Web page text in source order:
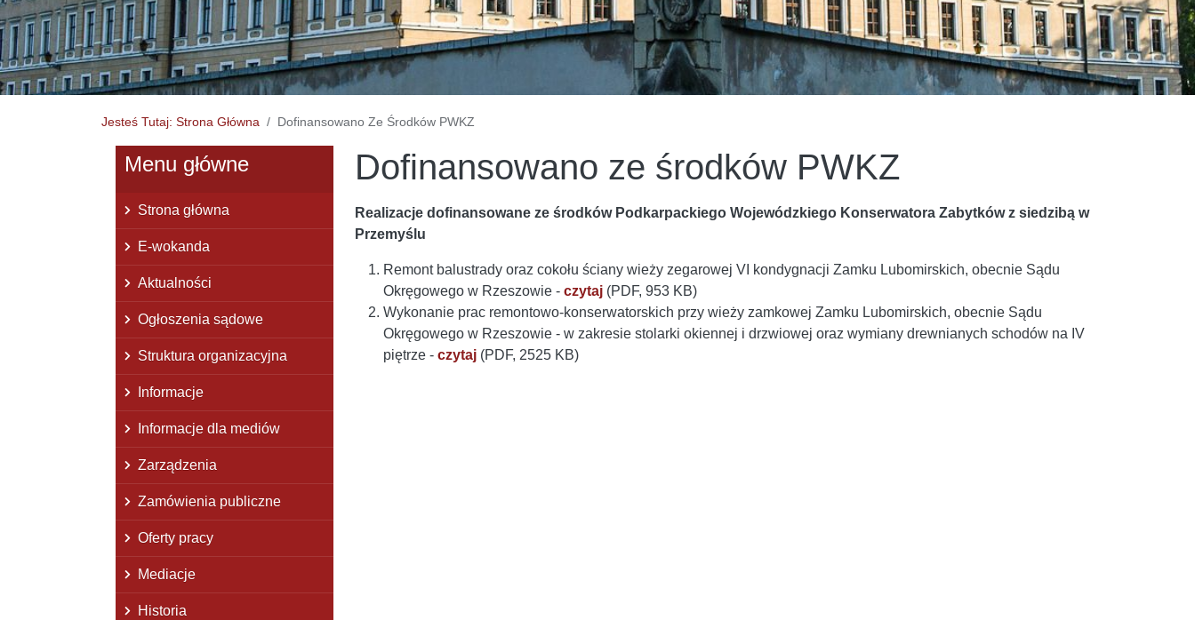
Jesteś Tutaj: Strona Główna Dofinansowano Ze Środków PWKZ
Dofinansowano ze środków PWKZ
Realizacje dofinansowane ze środków Podkarpackiego Wojewódzkiego Konserwatora Zabytków z siedzibą w
Przemyślu
Remont balustrady oraz cokołu ściany wieży zegarowej VI kondygnacji Zamku Lubomirskich, obecnie Sądu
Okręgowego w Rzeszowie - czytaj (PDF, 953 KB)
Wykonanie prac remontowo-konserwatorskich przy wieży zamkowej Zamku Lubomirskich, obecnie Sądu
Okręgowego w Rzeszowie - w zakresie stolarki okiennej i drzwiowej oraz wymiany drewnianych schodów na IV
piętrze - czytaj (PDF, 2525 KB)
Menu główne
Strona główna
E-wokanda
Aktualności
Ogłoszenia sądowe
Struktura organizacyjna
Informacje
Informacje dla mediów
Zarządzenia
Zamówienia publiczne
Oferty pracy
Mediacje
Historia